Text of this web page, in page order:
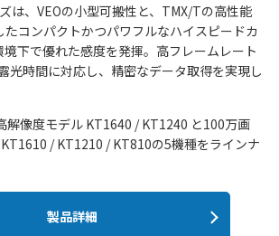
は、VEOの小型可搬性と、TMX/Tの高性能
たコンパクトかつパワフルなハイスピードカ
下で優れた感度を発揮。高フレームレート
光時間に対応し、精密なデータ取得を実現し
解像度モデル KT1640 / KT1240 と100万画
/ KT1210 / KT810の5機種をラインナ
製品詳細